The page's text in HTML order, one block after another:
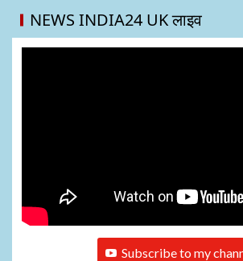
NEWS INDIA24 UK लाइव
Subscribe to my